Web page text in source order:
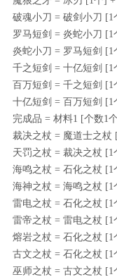
破魂小刀 = 破剑小刀
罗马短剑 = 炎蛇小刀
炎蛇小刀 = 罗马短剑
千之短剑 = 十亿短剑
百万短剑 = 千之短剑
十亿短剑 = 百万短剑
完成品 = 材料1 [个数1
裁决之杖 = 魔道士之杖
天罚之杖 = 裁决之杖
海鸣之杖 = 石化之杖
海神之杖 = 海鸣之杖
雷电之杖 = 石化之杖
雷帝之杖 = 雷电之杖
熔岩之杖 = 石化之杖
古文之杖 = 石化之杖
巫师之杖 = 古文之杖